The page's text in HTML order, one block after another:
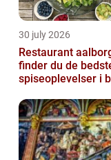
30 july 2026
Restaurant aalborg
finder du de
spiseoplevelser i